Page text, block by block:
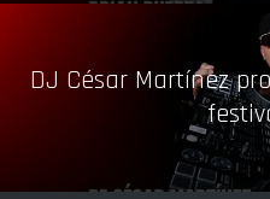
DJ César Martínez